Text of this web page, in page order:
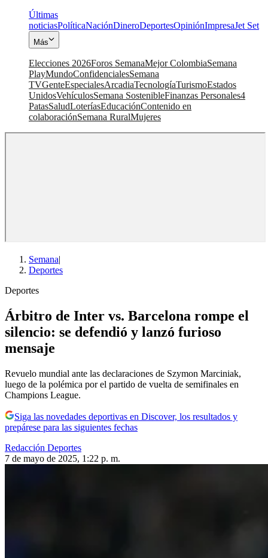
Últimas
noticiasPolíticaNaciónDineroDeportesOpiniónImpresaJet Set
Más
Elecciones 2026Foros SemanaMejor ColombiaSemana
PlayMundoConfidencialesSemana
TVGenteEspecialesArcadiaTecnologíaTurismoEstados
UnidosVehículosSemana SostenibleFinanzas Personales4
PatasSaludLoteríasEducaciónContenido en
colaboraciónSemana RuralMujeres
Semana|
Deportes
Deportes
Árbitro de Inter vs. Barcelona rompe el
silencio: se defendió y lanzó furioso
mensaje
Revuelo mundial ante las declaraciones de Szymon Marciniak,
luego de la polémica por el partido de vuelta de semifinales en
Champions League.
Siga las novedades deportivas en Discover, los resultados y
prepárese para las siguientes fechas
Redacción Deportes
7 de mayo de 2025, 1:22 p. m.